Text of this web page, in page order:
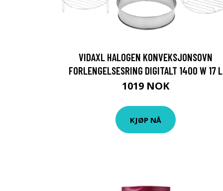
VIDAXL HALOGEN KONVEKSJONSOVN
FORLENGELSESRING DIGITALT 1400 W 17 L
1019 NOK
KJØP NÅ